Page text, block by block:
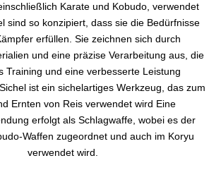
Karate und Kobudo, verwendet
sind so konzipiert, dass sie die Bedürfnisse
erfüllen. Sie zeichnen sich durch
und eine präzise Verarbeitung aus, die
Training und eine verbesserte Leistung
ist ein sichelartiges Werkzeug, das zum
Ernten von Reis verwendet wird Eine
erfolgt als Schlagwaffe, wobei es der
Waffen zugeordnet und auch im Koryu
verwendet wird.